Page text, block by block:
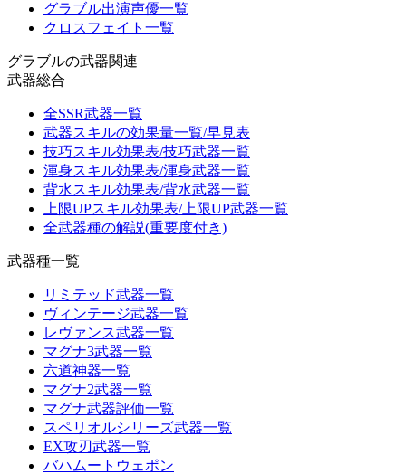
グラブル出演声優一覧
クロスフェイト一覧
グラブルの武器関連
武器総合
全SSR武器一覧
武器スキルの効果量一覧/早見表
技巧スキル効果表/技巧武器一覧
渾身スキル効果表/渾身武器一覧
背水スキル効果表/背水武器一覧
上限UPスキル効果表/上限UP武器一覧
全武器種の解説(重要度付き)
武器種一覧
リミテッド武器一覧
ヴィンテージ武器一覧
レヴァンス武器一覧
マグナ3武器一覧
六道神器一覧
マグナ2武器一覧
マグナ武器評価一覧
スペリオルシリーズ武器一覧
EX攻刃武器一覧
バハムートウェポン